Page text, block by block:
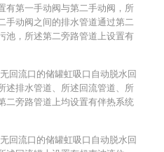
有第一手动阀与第二手动阀，所
手动阀之间的排水管道通过第二
池，所述第二旁路管道上设置有
回流口的储罐虹吸口自动脱水回
述排水管道、所述回流管道、所
二旁路管道上均设置有伴热系统
回流口的储罐虹吸口自动脱水回